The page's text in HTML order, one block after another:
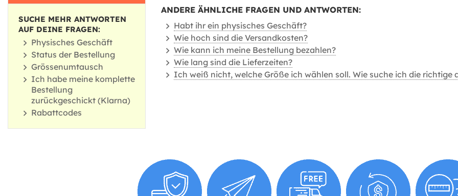
SUCHE MEHR ANTWORTEN
AUF DEINE FRAGEN:
Physisches Geschäft
Status der Bestellung
Grössenumtausch
Ich habe meine komplette
Bestellung
zurückgeschickt (Klarna)
Rabattcodes
ANDERE ÄHNLICHE FRAGEN UND ANTWORTEN:
Habt ihr ein physisches Geschäft?
Wie hoch sind die Versandkosten?
Wie kann ich meine Bestellung bezahlen?
Wie lang sind die Lieferzeiten?
Ich weiß nicht, welche Größe ich wählen soll. Wie suche ich die richtige